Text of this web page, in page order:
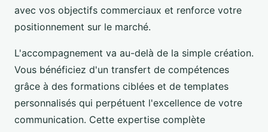
avec vos objectifs commerciaux et renforce votre
positionnement sur le marché.
L'accompagnement va au-delà de la simple création.
Vous bénéficiez d'un transfert de compétences
grâce à des formations ciblées et de templates
personnalisés qui perpétuent l'excellence de votre
communication. Cette expertise complète